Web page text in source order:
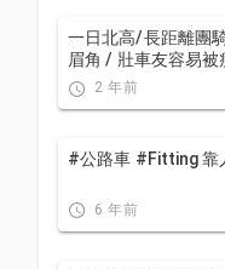
一日北高/長距離團
眉角 / 壯車友容易被
是這個原因...？ / 風
2 年前
#公路車 #Fitting 靠
6 年前